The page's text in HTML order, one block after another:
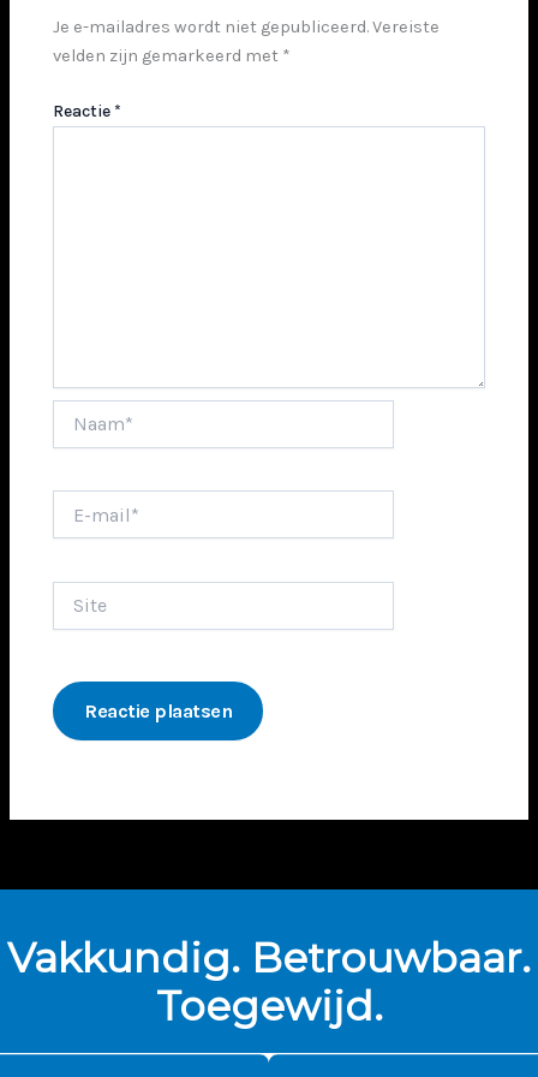
Je e-mailadres wordt niet gepubliceerd.Vereiste
velden zijn gemarkeerd met *
Reactie *
mail*
Vakkundig. Betrouwbaar.
Toegewijd.